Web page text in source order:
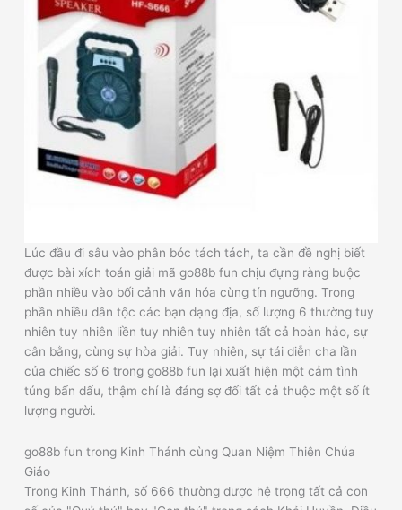
Lúc đầu đi sâu vào phân bóc tách tách, ta cần đề nghị biết
được bài xích toán giải mã go88b fun chịu đựng ràng buộc
phần nhiều vào bối cảnh văn hóa cùng tín ngưỡng. Trong
phần nhiều dân tộc các bạn dạng địa, số lượng 6 thường tuy
nhiên tuy nhiên liền tuy nhiên tuy nhiên tất cả hoàn hảo, sự
cân bằng, cùng sự hòa giải. Tuy nhiên, sự tái diễn cha lần
của chiếc số 6 trong go88b fun lại xuất hiện một cảm tình
túng bấn dấu, thậm chí là đáng sợ đối tất cả thuộc một số ít
lượng người.
go88b fun trong Kinh Thánh cùng Quan Niệm Thiên Chúa
Giáo
Trong Kinh Thánh, số 666 thường được hệ trọng tất cả con